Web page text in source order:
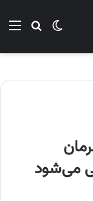
تغییر پوسته
می‌شود